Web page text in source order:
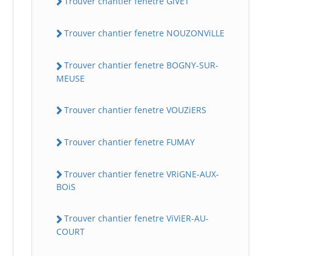
Trouver chantier fenetre NOUZONViLLE
Trouver chantier fenetre BOGNY-SUR-
MEUSE
Trouver chantier fenetre VOUZiERS
Trouver chantier fenetre FUMAY
Trouver chantier fenetre VRiGNE-AUX-
BOiS
Trouver chantier fenetre ViViER-AU-
COURT